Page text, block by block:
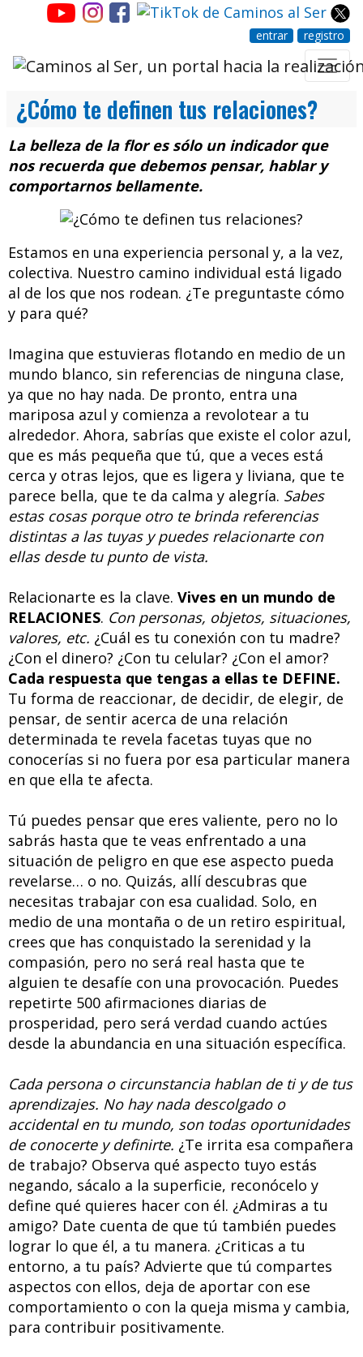
entrar registro
¿Cómo te definen tus relaciones?
La belleza de la flor es sólo un indicador que
nos recuerda que debemos pensar, hablar y
comportarnos bellamente.
Estamos en una experiencia personal y, a la vez,
colectiva. Nuestro camino individual está ligado
al de los que nos rodean. ¿Te preguntaste cómo
y para qué?
Imagina que estuvieras flotando en medio de un
mundo blanco, sin referencias de ninguna clase,
ya que no hay nada. De pronto, entra una
mariposa azul y comienza a revolotear a tu
alrededor. Ahora, sabrías que existe el color azul,
que es más pequeña que tú, que a veces está
cerca y otras lejos, que es ligera y liviana, que te
parece bella, que te da calma y alegría. Sabes
estas cosas porque otro te brinda referencias
distintas a las tuyas y puedes relacionarte con
ellas desde tu punto de vista.
Relacionarte es la clave. Vives en un mundo de
RELACIONES. Con personas, objetos, situaciones,
valores, etc. ¿Cuál es tu conexión con tu madre?
¿Con el dinero? ¿Con tu celular? ¿Con el amor?
Cada respuesta que tengas a ellas te DEFINE.
Tu forma de reaccionar, de decidir, de elegir, de
pensar, de sentir acerca de una relación
determinada te revela facetas tuyas que no
conocerías si no fuera por esa particular manera
en que ella te afecta.
Tú puedes pensar que eres valiente, pero no lo
sabrás hasta que te veas enfrentado a una
situación de peligro en que ese aspecto pueda
revelarse… o no. Quizás, allí descubras que
necesitas trabajar con esa cualidad. Solo, en
medio de una montaña o de un retiro espiritual,
crees que has conquistado la serenidad y la
compasión, pero no será real hasta que te
alguien te desafíe con una provocación. Puedes
repetirte 500 afirmaciones diarias de
prosperidad, pero será verdad cuando actúes
desde la abundancia en una situación específica.
Cada persona o circunstancia hablan de ti y de tus
aprendizajes. No hay nada descolgado o
accidental en tu mundo, son todas oportunidades
de conocerte y definirte. ¿Te irrita esa compañera
de trabajo? Observa qué aspecto tuyo estás
negando, sácalo a la superficie, reconócelo y
define qué quieres hacer con él. ¿Admiras a tu
amigo? Date cuenta de que tú también puedes
lograr lo que él, a tu manera. ¿Criticas a tu
entorno, a tu país? Advierte que tú compartes
aspectos con ellos, deja de aportar con ese
comportamiento o con la queja misma y cambia,
para contribuir positivamente.